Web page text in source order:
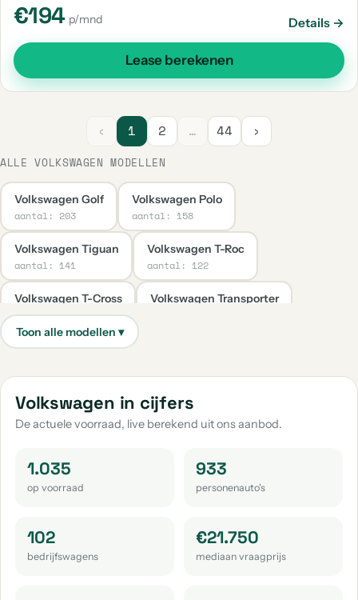
€194 p/mnd Details →
Lease berekenen
‹ 1 2 … 44 ›
ALLE VOLKSWAGEN MODELLEN
Volkswagen Golf
aantal: 203
Volkswagen Polo
aantal: 158
Volkswagen Tiguan
aantal: 141
Volkswagen T-Roc
aantal: 122
Volkswagen T-Cross
aantal: 67
Volkswagen Transporter
Volkswagen Caddy
Volkswagen Taigo
aantal: 29
Volkswagen Caddy Maxi
aantal: 23
aantal: 20 aantal: 19
Volkswagen Passat Variant Volkswagen Tayron
Volkswagen Tiguan Allspace
aantal: 14
Volkswagen Touran
aantal: 13
Volkswagen in cijfers
De actuele voorraad, live berekend uit ons aanbod.
1.035
op voorraad
933
personenauto's
102
bedrijfswagens
€21.750
mediaan vraagprijs